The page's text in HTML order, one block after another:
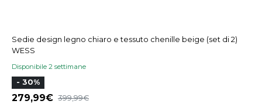
Sedie design legno chiaro e tessuto chenille beige (set di 2)
WESS
Disponibile 2 settimane
- 30%
279,99 399,99